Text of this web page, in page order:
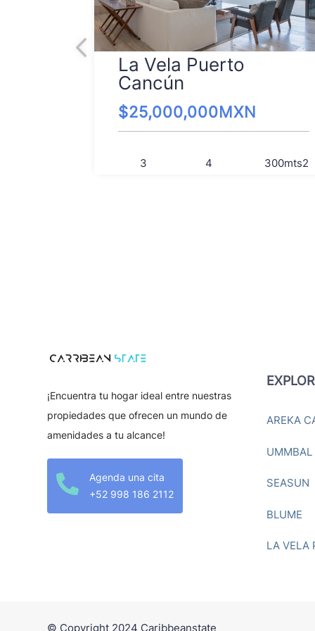
La Vela Puerto
Cancún
$25,000,000MXN
3 4 300mts2
¡Encuentra tu hogar ideal entre nuestras
propiedades que ofrecen un mundo de
amenidades a tu alcance!

Agenda una cita
+52 998 186 2112
AREKA
UMMBAL
SEASUN
BLUME
LA VELA
© Copyright 2024 Caribbeanstate